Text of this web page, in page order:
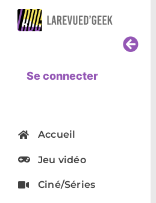
Se connecter
Accueil
Jeu vidéo
Ciné/Séries